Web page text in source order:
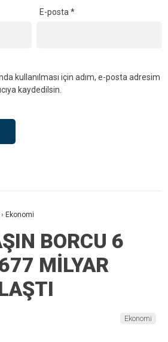
E-posta*
kullanılması için adım, e-posta adresim
kaydedilsin.
› Ekonomi
BORCU 6
MİLYAR
Ekonomi